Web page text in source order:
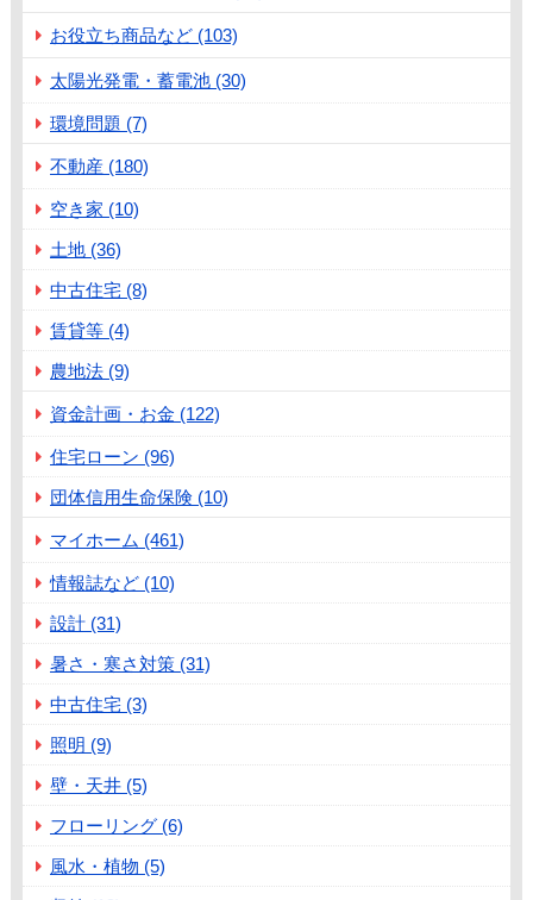
お役立ち商品など (103)
太陽光発電・蓄電池 (30)
環境問題 (7)
不動産 (180)
空き家 (10)
土地 (36)
中古住宅 (8)
賃貸等 (4)
農地法 (9)
資金計画・お金 (122)
住宅ローン (96)
団体信用生命保険 (10)
マイホーム (461)
情報誌など (10)
設計 (31)
暑さ・寒さ対策 (31)
中古住宅 (3)
照明 (9)
壁・天井 (5)
フローリング (6)
風水・植物 (5)